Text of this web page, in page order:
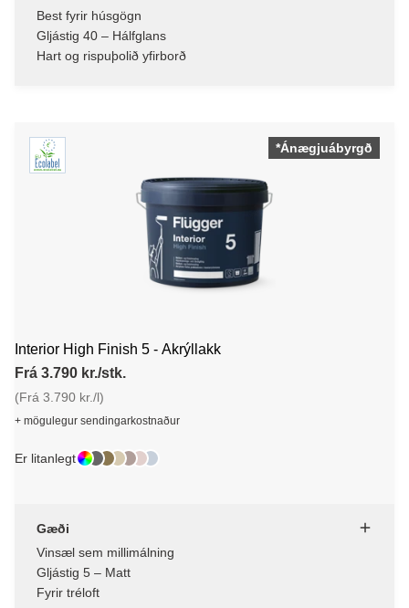
Best fyrir húsgögn
Gljástig 40 – Hálfglans
Hart og rispuþolið yfirborð
*Ánægjuábyrgð
Interior High Finish 5 - Akrýllakk
Frá 3.790 kr./stk.
(Frá 3.790 kr./l)
+ mögulegur sendingarkostnaður
Er litanlegt
Gæði
Vinsæl sem millimálning
Gljástig 5 – Matt
Fyrir tréloft